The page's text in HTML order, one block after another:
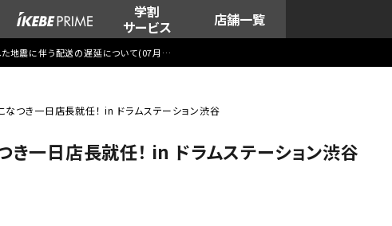
学割
サービス
店舗一覧
た地震に伴う配送の遅延について(07月29日
つき一日店長就任！ in ドラムステーション渋谷
一日店長就任！ in ドラムステーション渋谷